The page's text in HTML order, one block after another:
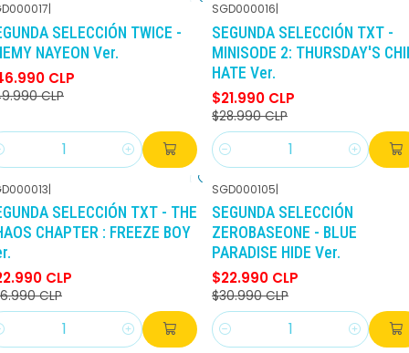
DCTO
|
SELECCIÓN TWICE -
NAYEON Ver.
CLP
CLP
-24% DCTO
SGD000016|
SEGUNDA SELECCIÓN TXT -
MINISODE 2: THURSDAY'S
HATE Ver.
$21.990 CLP
$28.990 CLP
Cantidad
DCTO
|
SELECCIÓN TXT - THE
CHAPTER : FREEZE BOY
CLP
CLP
-26%DCTO
SGD000105|
SEGUNDA SELECCIÓN
ZEROBASEONE - BLUE
PARADISE HIDE Ver.
$22.990 CLP
$30.990 CLP
Cantidad